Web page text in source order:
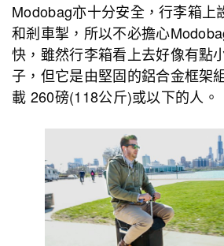
Modobag亦十分安全，行李箱上
和剎車掣，所以不必擔心
快，雖然行李箱看上去好像有點
子，但它是由堅固的鋁合金框架
載 260磅(118公斤)或以下的人。